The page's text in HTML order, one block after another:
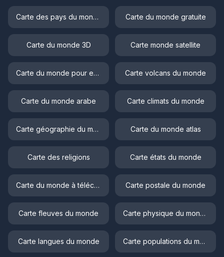
Carte des pays du monde Carte du monde gratuite
Carte du monde 3D Carte monde satellite
Carte du monde pour enfant Carte volcans du monde
Carte du monde arabe Carte climats du monde
Carte géographie du monde Carte du monde atlas
Carte des religions Carte états du monde
Carte du monde à télécharger Carte postale du monde
Carte fleuves du monde Carte physique du monde
Carte langues du monde Carte populations du monde